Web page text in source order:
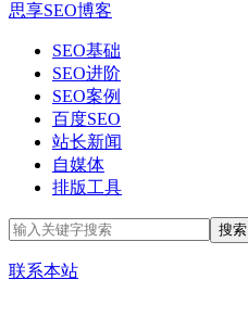
思享SEO博客
SEO基础
SEO进阶
SEO案例
百度SEO
站长新闻
自媒体
排版工具
联系本站